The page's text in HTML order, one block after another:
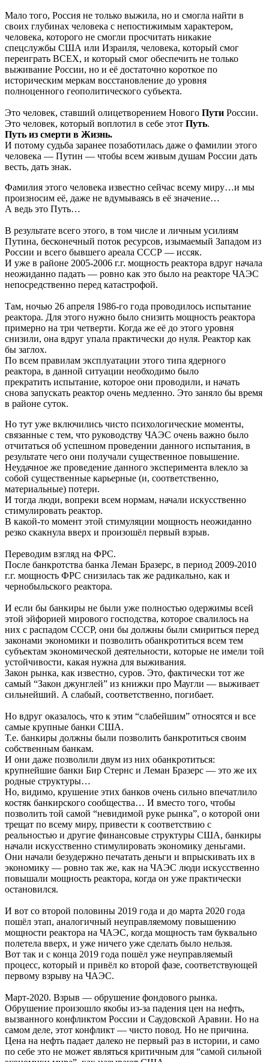
Мало того, Россия не только выжила, но и смогла найти в
своих глубинах человека с непостижимым характером,
человека, которого не смогли просчитать никакие
спецслужбы США или Израиля, человека, который смог
переиграть ВСЕХ, и который смог обеспечить не только
выживание России, но и её достаточно короткое по
историческим меркам восстановление до уровня
полноценного геополитического субъекта.
Это человек, ставший олицетворением Нового Пути России.
Это человек, который воплотил в себе этот Путь.
Путь из смерти в Жизнь.
И потому судьба заранее позаботилась даже о фамилии этого
человека — Путин — чтобы всем живым душам России дать
весть, дать знак.
Фамилия этого человека известно сейчас всему миру…и мы
произносим её, даже не вдумываясь в её значение…
А ведь это Путь…
В результате всего этого, в том числе и личным усилиям
Путина, бесконечный поток ресурсов, изымаемый Западом из
России и всего бывшего ареала СССР — иссяк.
И уже в районе 2005-2006 г.г. мощность реактора вдруг начала
неожиданно падать — ровно как это было на реакторе ЧАЭС
непосредственно перед катастрофой.
Там, ночью 26 апреля 1986-го года проводилось испытание
реактора. Для этого нужно было снизить мощность реактора
примерно на три четверти. Когда же её до этого уровня
снизили, она вдруг упала практически до нуля. Реактор как
бы заглох.
По всем правилам эксплуатации этого типа ядерного
реактора, в данной ситуации необходимо было
прекратить испытание, которое они проводили, и начать
снова запускать реактор очень медленно. Это заняло бы время
в районе суток.
Но тут уже включились чисто психологические моменты,
связанные с тем, что руководству ЧАЭС очень важно было
отчитаться об успешном проведении данного испытания, в
результате чего они получали существенное повышение.
Неудачное же проведение данного эксперимента влекло за
собой существенные карьерные (и, соответственно,
материальные) потери.
И тогда люди, вопреки всем нормам, начали искусственно
стимулировать реактор.
В какой-то момент этой стимуляции мощность неожиданно
резко скакнула вверх и произошёл первый взрыв.
Переводим взгляд на ФРС.
После банкротства банка Леман Бразерс, в период 2009-2010
г.г. мощность ФРС снизилась так же радикально, как и
чернобыльского реактора.
И если бы банкиры не были уже полностью одержимы всей
этой эйфорией мирового господства, которое свалилось на
них с распадом СССР, они бы должны были смириться перед
законами экономики и позволить обанкротиться всем тем
субъектам экономической деятельности, которые не имели той
устойчивости, какая нужна для выживания.
Закон рынка, как известно, суров. Это, фактически тот же
самый “Закон джунглей” из книжки про Маугли — выживает
сильнейший. А слабый, соответственно, погибает.
Но вдруг оказалось, что к этим “слабейшим” относятся и все
самые крупные банки США.
Т.е. банкиры должны были позволить банкротиться своим
собственным банкам.
И они даже позволили двум из них обанкротиться:
крупнейшие банки Бир Стернс и Леман Бразерс — это же их
родные структуры…
Но, видимо, крушение этих банков очень сильно впечатлило
костяк банкирского сообщества… И вместо того, чтобы
позволить той самой “невидимой руке рынка”, о которой они
трещат по всему миру, привести к соответствию с
реальностью и другие финансовые структуры США, банкиры
начали искусственно стимулировать экономику деньгами.
Они начали безудержно печатать деньги и впрыскивать их в
экономику — ровно так же, как на ЧАЭС люди искусственно
повышали мощность реактора, когда он уже практически
остановился.
И вот со второй половины 2019 года и до марта 2020 года
пошёл этап, аналогичный неуправляемому повышению
мощности реактора на ЧАЭС, когда мощность там буквально
полетела вверх, и уже ничего уже сделать было нельзя.
Вот так и с конца 2019 года пошёл уже неуправляемый
процесс, который и привёл ко второй фазе, соответствующей
первому взрыву на ЧАЭС.
Март-2020. Взрыв — обрушение фондового рынка.
Обрушение произошло якобы из-за падения цен на нефть,
вызванного конфликтом России и Саудовской Аравии. Но на
самом деле, этот конфликт — чисто повод. Но не причина.
Цена на нефть падает далеко не первый раз в истории, и само
по себе это не может являться критичным для “самой сильной